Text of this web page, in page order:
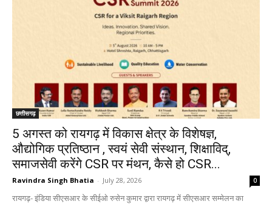
छत्तीसगढ़
5 अगस्त को रायगढ़ में विकास क्षेत्र के विशेषज्ञ,
औद्योगिक प्रतिष्ठान , स्वयं सेवी संस्थान, शिक्षाविद्,
समाजसेवी करेंगे CSR पर मंथन, कैसे हो CSR...
Ravindra Singh Bhatia - July 28, 2026 0
रायगढ़- इंडिया सीएसआर के सीईओ रुसेन कुमार द्वारा रायगढ़ में सीएसआर सम्मेलन का